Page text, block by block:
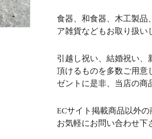
食器、和食器、木工製品
ア雑貨などもお取り扱い
引越し祝い、結婚祝い
頂けるものを多数ご用
ゼントに是非、当店の商
ECサイト掲載商品以外
お気軽にお問い合わせ下